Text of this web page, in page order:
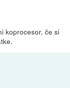
koprocesor, če si